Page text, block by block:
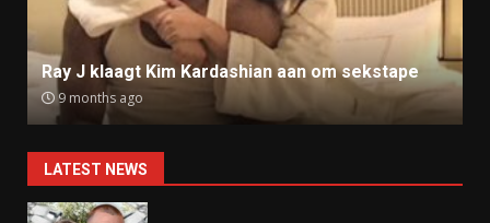
Ray J klaagt Kim Kardashian aan om sekstape
9 months ago
LATEST NEWS